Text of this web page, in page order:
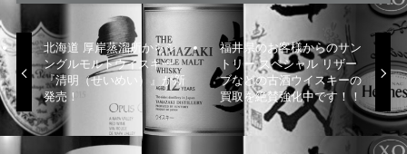
北海道 厚岸蒸溜所からシ
ングルモルトウイスキー
『清明（せいめい）』が新
発売！
福井県のお客様からのサン
トリー スペシャル リザー
ブなどの古酒ウイスキーの
買取を絶賛強化中です！！